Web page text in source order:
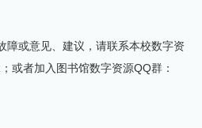
或意见、建议，请联系本校数字资
或者加入图书馆数字资源QQ群：